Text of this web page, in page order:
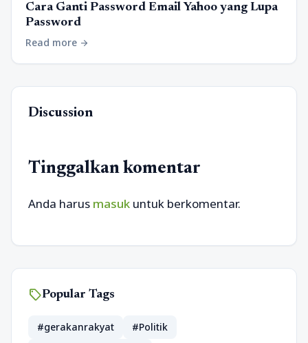
Cara Ganti Password Email Yahoo yang Lupa
Password
Read more arrow_forward
Discussion
Tinggalkan komentar
Anda harus masuk untuk berkomentar.
sellPopular Tags
#gerakanrakyat
#Politik